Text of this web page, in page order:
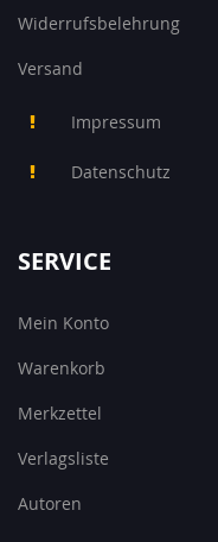
Widerrufsbelehrung
Versand
Impressum
Datenschutz
SERVICE
Mein Konto
Warenkorb
Merkzettel
Verlagsliste
Autoren